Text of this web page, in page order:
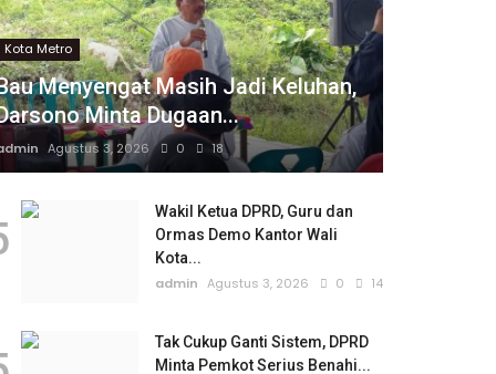
Kota Metro
Menyengat Masih Jadi Keluhan,
Minta Dugaan...
Agustus 3, 2026 0 18
Wakil Ketua DPRD, Guru dan
Ormas Demo Kantor Wali
Kota...
admin Agustus 3, 2026 0 14
Tak Cukup Ganti Sistem, DPRD
Minta Pemkot Serius Benahi...